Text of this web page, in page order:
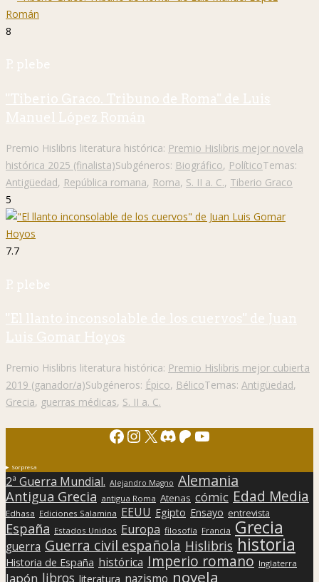
8
P. plebe
"Tiberio Graco. Tribuno de Roma" de Luis
Manuel López Román
Premio Hislibris literatura histórica: Premio Hislibris mejor novela
histórica 2025 (finalista)Subgéneros: Biográfico, PolíticoTemas:
Antigüedad, República romana, Roma, S. II a. C., Tiberio Graco
5
7.7
P. plebe
"El llanto inconsolable de los cuervos" de Juan
Luis Gomar Hoyos
Premio Hislibris literatura histórica: Premio Hislibris mejor cubierta
2019 (ganador/a)Subgéneros: Épico, BélicoTemas: Antigüedad,
Grecia, guerras médicas, S. II a. C.
Facebook
Instagram
X Discord
Patreon
YouTube
Sorpresa
2ª Guerra Mundial. Alejandro Magno Alemania
Antigua Grecia antigua Roma Atenas cómic Edad Media
Edhasa Ediciones Salamina EEUU Egipto Ensayo entrevista
España Estados Unidos Europa filosofía Francia Grecia
guerra Guerra civil española Hislibris historia
Historia de España histórica Imperio romano Inglaterra
Japón libros literatura nazismo novela